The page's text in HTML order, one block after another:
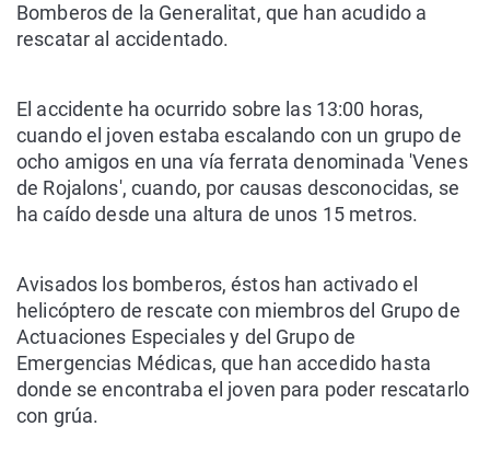
Bomberos de la Generalitat, que han acudido a
rescatar al accidentado.
El accidente ha ocurrido sobre las 13:00 horas,
cuando el joven estaba escalando con un grupo de
ocho amigos en una vía ferrata denominada 'Venes
de Rojalons', cuando, por causas desconocidas, se
ha caído desde una altura de unos 15 metros.
Avisados los bomberos, éstos han activado el
helicóptero de rescate con miembros del Grupo de
Actuaciones Especiales y del Grupo de
Emergencias Médicas, que han accedido hasta
donde se encontraba el joven para poder rescatarlo
con grúa.